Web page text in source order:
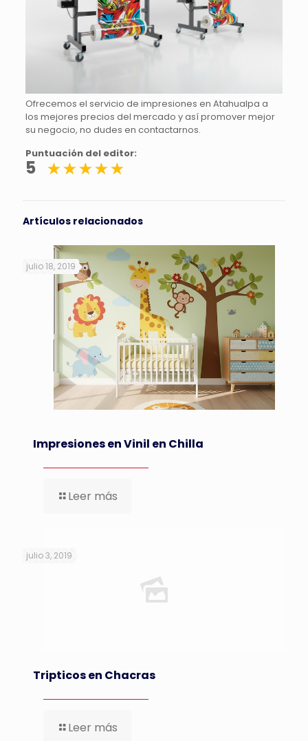
Ofrecemos el servicio de impresiones en Atahualpa a
los mejores precios del mercado y así promover mejor
su negocio, no dudes en contactarnos.
Puntuación del editor:
5
Artículos relacionados
julio 18, 2019
Impresiones en Vinil en Chilla
Leer más
julio 3, 2019
Tripticos en Chacras
Leer más